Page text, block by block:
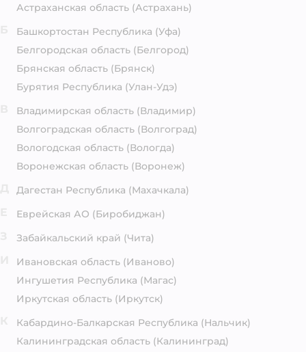
Астраханская область (Астрахань)
Башкортостан Республика (Уфа)
Белгородская область (Белгород)
Брянская область (Брянск)
Бурятия Республика (Улан-Удэ)
Владимирская область (Владимир)
Волгоградская область (Волгоград)
Вологодская область (Вологда)
Воронежская область (Воронеж)
Дагестан Республика (Махачкала)
Еврейская АО (Биробиджан)
Забайкальский край (Чита)
Ивановская область (Иваново)
Ингушетия Республика (Магас)
Иркутская область (Иркутск)
Кабардино-Балкарская Республика (Нальчик)
Калининградская область (Калининград)